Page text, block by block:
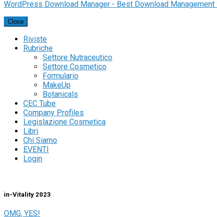
WordPress Download Manager - Best Download Management
Close
Riviste
Rubriche
Settore Nutraceutico
Settore Cosmetico
Formulario
MakeUp
Botanicals
CEC Tube
Company Profiles
Legislazione Cosmetica
Libri
Chi Siamo
EVENTI
Login
in-Vitality 2023
OMG, YES!